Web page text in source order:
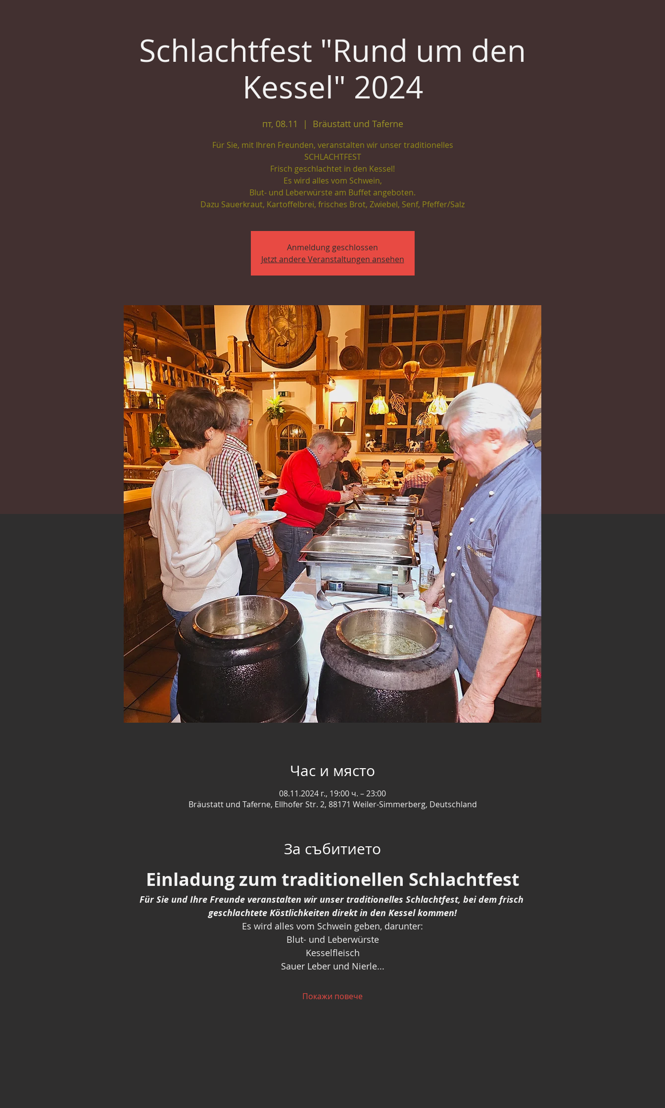
Schlachtfest "Rund um den
Kessel" 2024
пт, 08.11
  |
Bräustatt und Taferne
Für Sie, mit Ihren Freunden, veranstalten wir unser traditionelles
SCHLACHTFEST
Frisch geschlachtet in den Kessel!
Es wird alles vom Schwein,
Blut- und Leberwürste am Buffet angeboten.
Anmeldung geschlossen
Jetzt andere Veranstaltungen ansehen
Час и място
08.11.2024 г., 19:00 ч. – 23:00
Bräustatt und Taferne, Ellhofer Str. 2, 88171 Weiler-Simmerberg, Deutschland
За събитието
Einladung zum traditionellen Schlachtfest
Für Sie und Ihre Freunde veranstalten wir unser traditionelles Schlachtfest, bei dem frisch
geschlachtete Köstlichkeiten direkt in den Kessel kommen!
Es wird alles vom Schwein geben, darunter:
Blut- und Leberwürste
Kesselfleisch
Sauer Leber und Nierle...
Покажи повече